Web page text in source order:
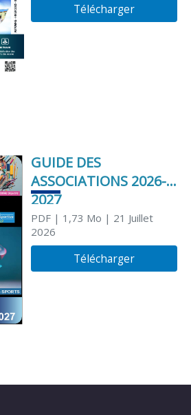
Télécharger
GUIDE DES
ASSOCIATIONS 2026-
2027
PDF| 1,73 Mo | 21 Juillet
2026
Télécharger